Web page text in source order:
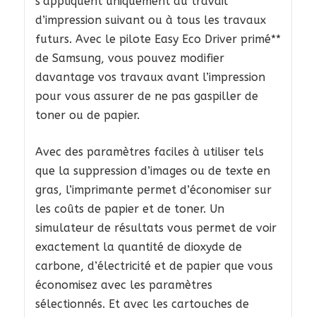
d’impression suivant ou à tous les travaux
futurs. Avec le pilote Easy Eco Driver primé**
de Samsung, vous pouvez modifier
davantage vos travaux avant l’impression
pour vous assurer de ne pas gaspiller de
toner ou de papier.
Avec des paramètres faciles à utiliser tels
que la suppression d’images ou de texte en
gras, l’imprimante permet d’économiser sur
les coûts de papier et de toner. Un
simulateur de résultats vous permet de voir
exactement la quantité de dioxyde de
carbone, d’électricité et de papier que vous
économisez avec les paramètres
sélectionnés. Et avec les cartouches de